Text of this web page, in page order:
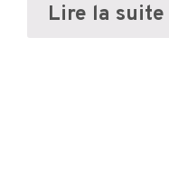
Lire la suite